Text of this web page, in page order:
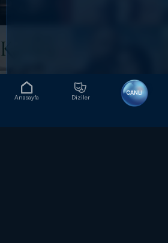
Anasayfa Diziler
CANLI